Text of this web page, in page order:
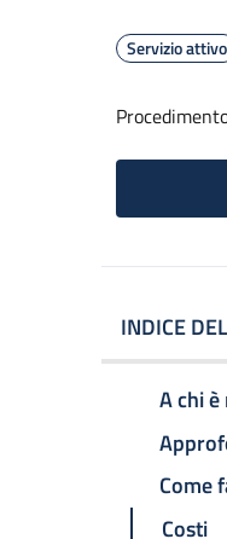
Servizio attivo
INDICE
A chi
Come
Costi